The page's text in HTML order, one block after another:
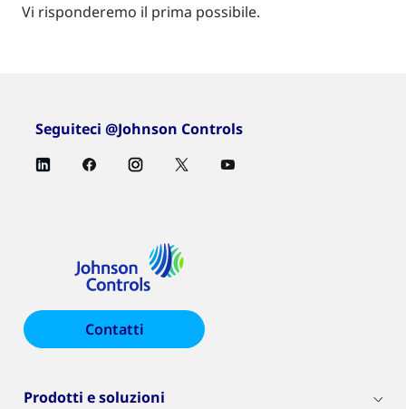
Vi risponderemo il prima possibile.
Seguiteci @Johnson Controls
Contatti
Prodotti e soluzioni